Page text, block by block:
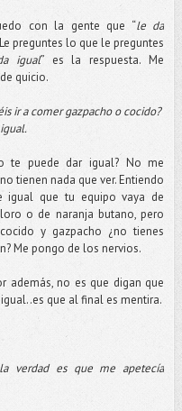
con la gente que “le da
preguntes lo que le preguntes
igual” es la respuesta. Me
quicio.
ir a comer gazpacho o cocido?
te puede dar igual? No me
tienen nada que ver. Entiendo
igual que tu equipo vaya de
o de naranja butano, pero
y gazpacho ¿no tienes
Me pongo de los nervios.
además, no es que digan que
que al final es mentira.
verdad es que me apetecía